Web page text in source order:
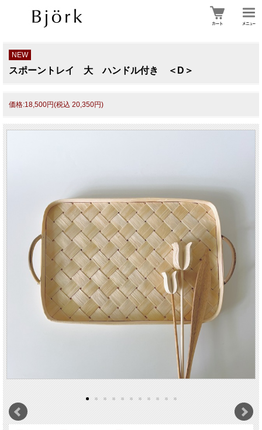
NEW
スポーントレイ 大 ハンドル付き ＜D＞
価格:18,500円(税込 20,350円)